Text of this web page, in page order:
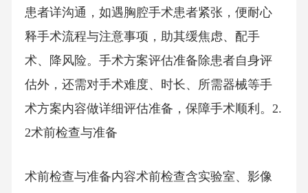
患者详沟通，如遇胸腔手术患者紧张，便耐心
释手术流程与注意事项，助其缓焦虑、配手
术、降风险。手术方案评估准备除患者自身评
估外，还需对手术难度、时长、所需器械等手
术方案内容做详细评估准备，保障手术顺利。2.
2术前检查与准备
术前检查与准备内容术前检查含实验室、影像